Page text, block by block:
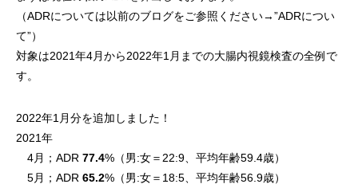
日更新
（ADRについては以前のブログをご参照ください→”ADRについ
て”）
対象は2021年4月から2022年1月までの大腸内視鏡検査の全例で
す。
2022年1月分を追加しました！
2021年
4月；ADR 77.4%（男:女＝22:9、平均年齢59.4歳）
5月；ADR 65.2%（男:女＝18:5、平均年齢56.9歳）